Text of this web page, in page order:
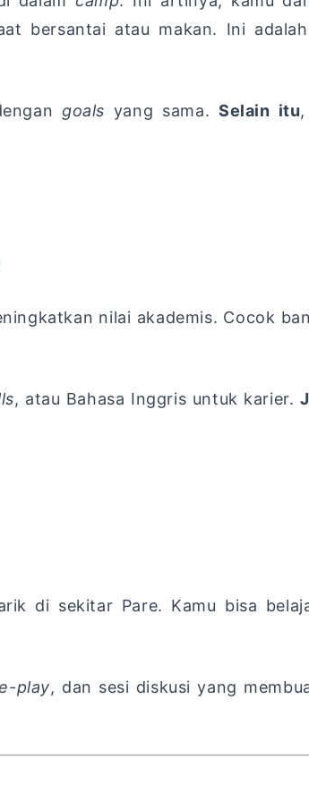
bersantai atau makan. Ini adalah
goals yang sama.Selain itu
nilai akademis. Cocok
, atau Bahasa Inggris untuk karier.
di sekitar Pare. Kamu bisa
play, dan sesi diskusi yang